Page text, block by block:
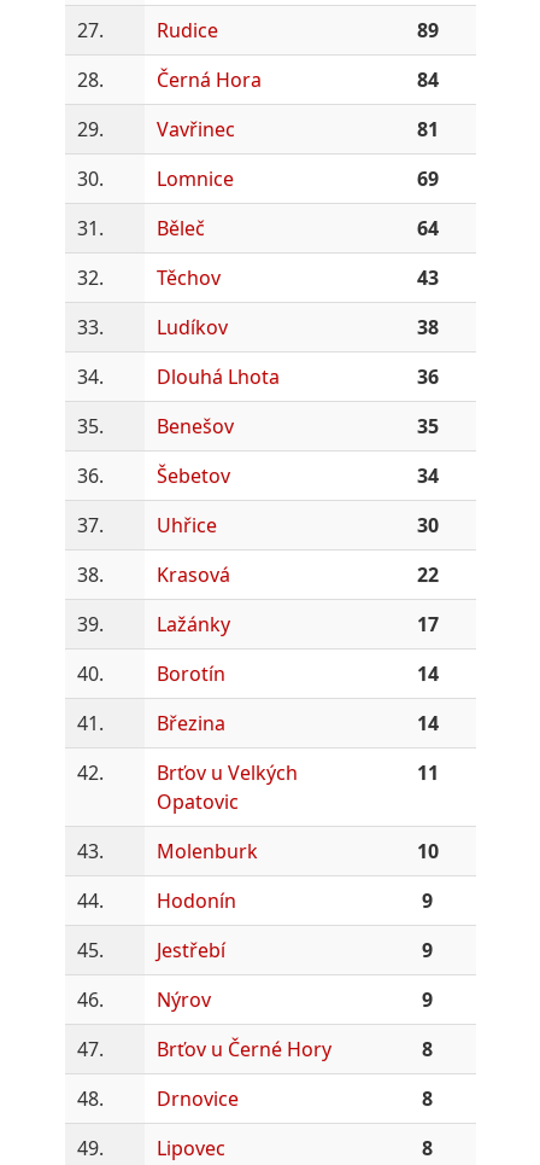
27.
Rudice
89
28.
Černá Hora
84
29.
Vavřinec
81
30.
Lomnice
69
31.
Běleč
64
32.
Těchov
43
33.
Ludíkov
38
34.
Dlouhá Lhota
36
35.
Benešov
35
36.
Šebetov
34
37.
Uhřice
30
38.
Krasová
22
39.
Lažánky
17
40.
Borotín
14
41.
Březina
14
42.
Brťov u Velkých
Opatovic
11
43. Molenburk
10
44.
Hodonín
9
45.
Jestřebí
9
46.
Nýrov
9
47.
Brťov u Černé Hory
8
48.
Drnovice
8
49.
Lipovec 8